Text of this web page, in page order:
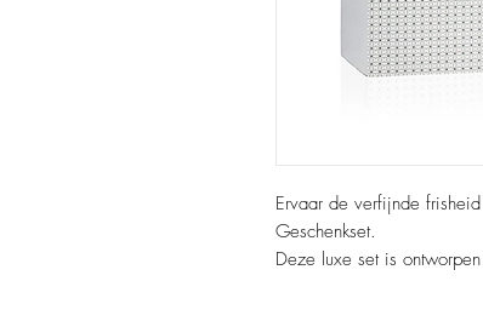
Ervaar de verfijnde
Geschenkset.
Deze luxe set is